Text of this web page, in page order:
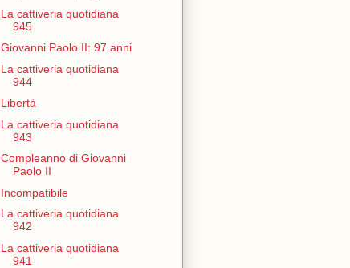
La cattiveria quotidiana
945
Giovanni Paolo II: 97 anni
La cattiveria quotidiana
944
Libertà
La cattiveria quotidiana
943
Compleanno di Giovanni
Paolo II
Incompatibile
La cattiveria quotidiana
942
La cattiveria quotidiana
941